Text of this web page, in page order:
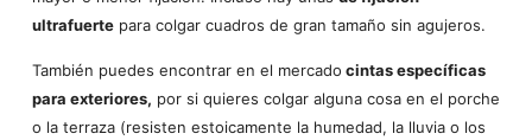
ultrafuertepara colgar cuadros de gran tamaño sin agujeros.
También puedes encontrar en el mercado cintas específicas
para exteriores, por si quieres colgar alguna cosa en el porche
o la terraza (resisten estoicamente la humedad, la lluvia o los